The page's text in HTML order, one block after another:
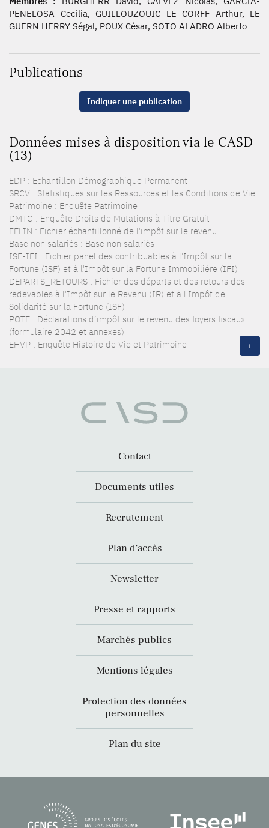
PENELOSA Cecilia, GUILLOUZOUIC LE CORFF Arthur, LE
GUERN HERRY Ségal, POUX César, SOTO ALADRO Alberto
Publications
Indiquer une publication
Données mises à disposition via le CASD
(13)
EDP : Echantillon Démographique Permanent
SRCV : Statistiques sur les Ressources et les Conditions de Vie
Patrimoine : Enquête Patrimoine
DMTG : Enquête Droits de Mutations à Titre Gratuit
FELIN : Fichier échantillonné de l'impôt sur le revenu
Base non salariés : Base non salariés
ISF-IFI : Fichier panel des contribuables à l'Impôt sur la
Fortune (ISF) et à l'Impôt sur la Fortune Immobilière (IFI)
DEPARTS_RETOURS : Fichier des départs et des retours des
redevables à l'Impôt sur le Revenu (IR) et à l'Impôt de
Solidarité sur la Fortune (ISF)
POTE : Déclarations d’impôt sur le revenu des foyers fiscaux
(formulaire 2042 et annexes)
EHVP : Enquête Histoire de Vie et Patrimoine
+
Contact
Documents utiles
Recrutement
Plan d’accès
Newsletter
Presse et rapports
Marchés publics
Mentions légales
Protection des données
personnelles
Plan du site